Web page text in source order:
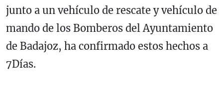
junto a un vehículo de rescate y vehículo de
mando de los Bomberos del Ayuntamiento
de Badajoz, ha confirmado estos hechos a
7Días.